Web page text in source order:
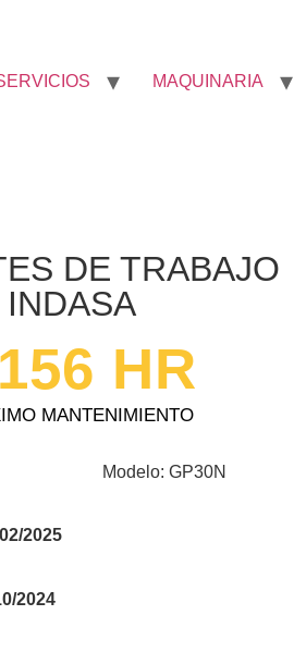
MAQUINARIA
DE TRABAJO
INDASA
MANTENIMIENTO
HR
Modelo: GP30N
2025
2024